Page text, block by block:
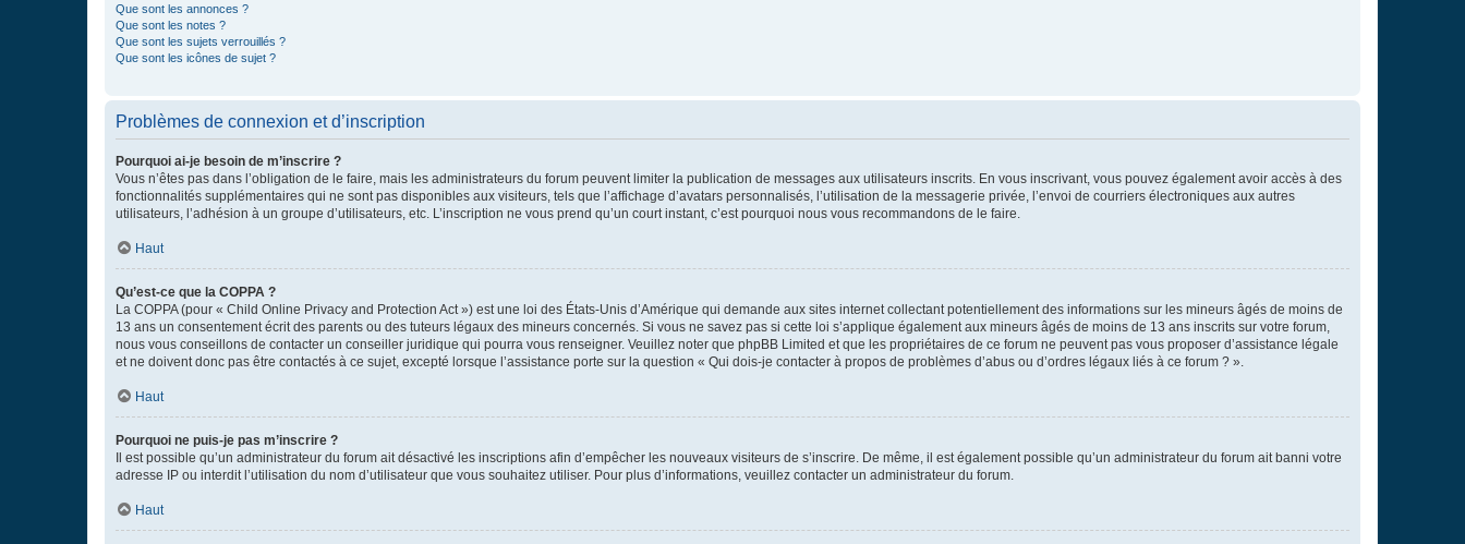
Que sont les annonces ?
Que sont les notes ?
Que sont les sujets verrouillés ?
Que sont les icônes de sujet ?
Problèmes de connexion et d’inscription
Pourquoi ai-je besoin de m’inscrire ?
Vous n’êtes pas dans l’obligation de le faire, mais les administrateurs du forum peuvent limiter la publication de messages aux utilisateurs inscrits. En vous inscrivant, vous pouvez également avoir accès à des
fonctionnalités supplémentaires qui ne sont pas disponibles aux visiteurs, tels que l’affichage d’avatars personnalisés, l’utilisation de la messagerie privée, l’envoi de courriers électroniques aux autres
utilisateurs, l’adhésion à un groupe d’utilisateurs, etc. L’inscription ne vous prend qu’un court instant, c’est pourquoi nous vous recommandons de le faire.
Haut
Qu’est-ce que la COPPA ?
La COPPA (pour « Child Online Privacy and Protection Act ») est une loi des États-Unis d’Amérique qui demande aux sites internet collectant potentiellement des informations sur les mineurs âgés de moins de
13 ans un consentement écrit des parents ou des tuteurs légaux des mineurs concernés. Si vous ne savez pas si cette loi s’applique également aux mineurs âgés de moins de 13 ans inscrits sur votre forum,
nous vous conseillons de contacter un conseiller juridique qui pourra vous renseigner. Veuillez noter que phpBB Limited et que les propriétaires de ce forum ne peuvent pas vous proposer d’assistance légale
et ne doivent donc pas être contactés à ce sujet, excepté lorsque l’assistance porte sur la question « Qui dois-je contacter à propos de problèmes d’abus ou d’ordres légaux liés à ce forum ? ».
Haut
Pourquoi ne puis-je pas m’inscrire ?
Il est possible qu’un administrateur du forum ait désactivé les inscriptions afin d’empêcher les nouveaux visiteurs de s’inscrire. De même, il est également possible qu’un administrateur du forum ait banni votre
adresse IP ou interdit l’utilisation du nom d’utilisateur que vous souhaitez utiliser. Pour plus d’informations, veuillez contacter un administrateur du forum.
Haut